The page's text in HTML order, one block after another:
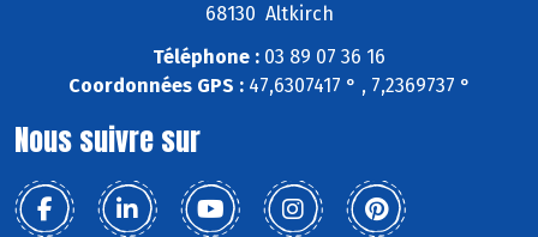
68130 Altkirch
Téléphone : 03 89 07 36 16
Coordonnées GPS :47,6307417 ° , 7,2369737 °
Nous suivre sur